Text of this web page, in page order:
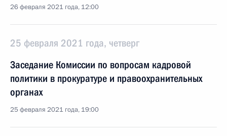
26 февраля 2021 года, 12:00
25 февраля 2021 года, четверг
Заседание Комиссии по вопросам кадровой
политики в прокуратуре и правоохранительных
органах
25 февраля 2021 года, 19:00